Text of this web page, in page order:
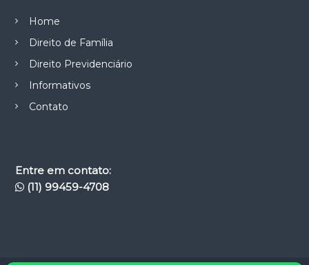
Home
Direito de Família
Direito Previdenciário
Informativos
Contato
Entre em contato:
(11) 99459-4708